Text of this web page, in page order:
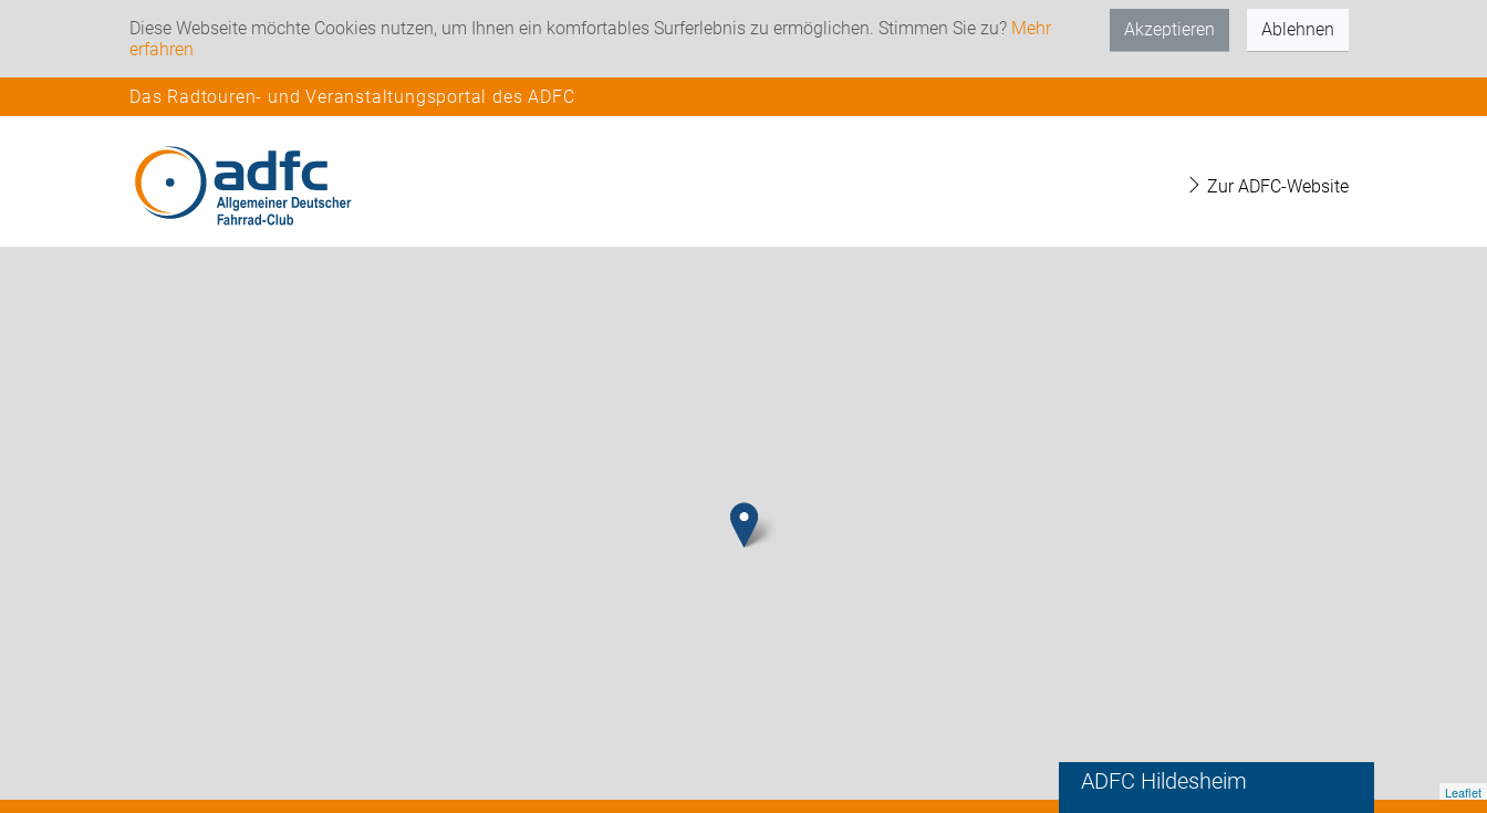
Diese Webseite möchte Cookies nutzen, um Ihnen ein komfortables Surferlebnis zu ermöglichen. Stimmen Sie zu? Mehr
erfahren
Akzeptieren Ablehnen
Das Radtouren- und Veranstaltungsportal des ADFC
Zur ADFC-Website
Leaflet
ADFC Hildesheim